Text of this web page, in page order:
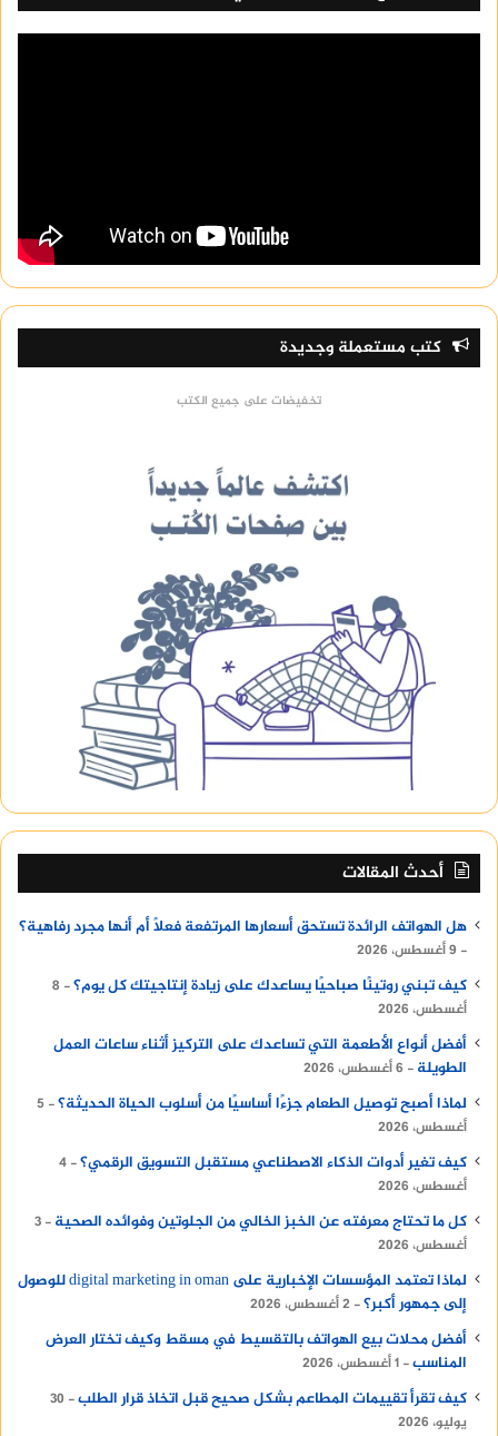
كتب مستعملة وجديدة
تخفيضات على جميع الكتب
أحدث المقالات
هل الهواتف الرائدة تستحق أسعارها المرتفعة فعلًا أم أنها مجرد رفاهية؟
9 أغسطس، 2026
كيف تبني روتينًا صباحيًا يساعدك على زيادة إنتاجيتك كل يوم؟
8
أغسطس، 2026
أفضل أنواع الأطعمة التي تساعدك على التركيز أثناء ساعات العمل
الطويلة
6 أغسطس، 2026
لماذا أصبح توصيل الطعام جزءًا أساسيًا من أسلوب الحياة الحديثة؟
5
أغسطس، 2026
كيف تغير أدوات الذكاء الاصطناعي مستقبل التسويق الرقمي؟ 4
أغسطس، 2026
كل ما تحتاج معرفته عن الخبز الخالي من الجلوتين وفوائده الصحية
3
أغسطس، 2026
لماذا تعتمد المؤسسات الإخبارية على digital marketing in oman للوصول
إلى جمهور أكبر؟ 2 أغسطس، 2026
أفضل محلات بيع الهواتف بالتقسيط في مسقط وكيف تختار العرض
المناسب 1 أغسطس، 2026
كيف تقرأ تقييمات المطاعم بشكل صحيح قبل اتخاذ قرار الطلب
30
يوليو، 2026